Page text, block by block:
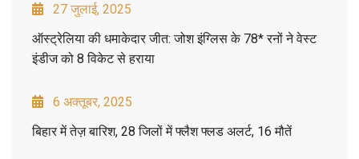
27 जुलाई, 2025
ऑस्ट्रेलिया की धमाकेदार जीत: जोश इंग्लिस के 78* रनों ने वेस्ट
इंडीज को 8 विकेट से हराया
6 अक्तूबर, 2025
बिहार में तेज़ बारिश, 28 जिलों में फ्लैश फ्लड अलर्ट, 16 मौतें